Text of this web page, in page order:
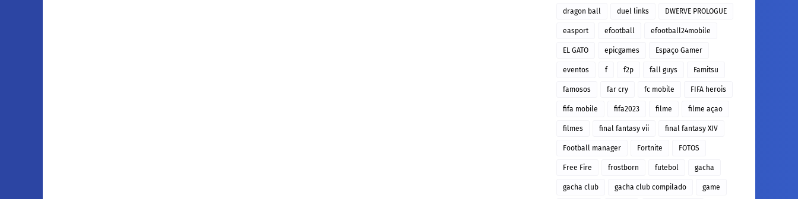
dragon ball duel links DWERVE PROLOGUE
easport efootball efootball24mobile
EL GATO epicgames Espaço Gamer
eventos f f2p fall guys Famitsu
famosos far cry fc mobile FIFA herois
fifa mobile fifa2023 filme filme açao
filmes final fantasy vii final fantasy XIV
Football manager Fortnite FOTOS
Free Fire frostborn futebol gacha
gacha club gacha club compilado game